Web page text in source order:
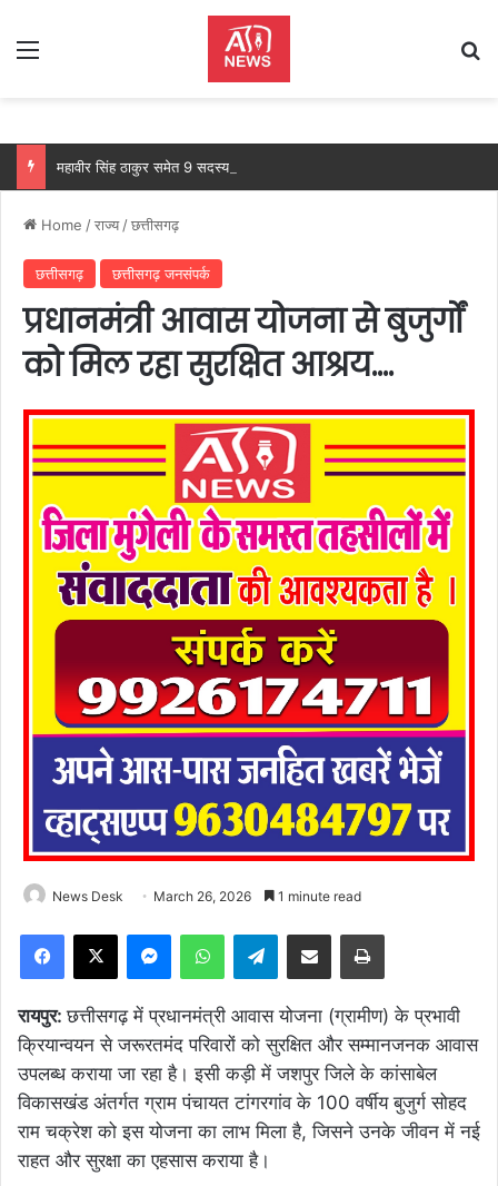
Menu
Home /राज्य /छत्तीसगढ़
छत्तीसगढ़ छत्तीसगढ़ जनसंपर्क
प्रधानमंत्री आवास योजना से बुजुर्गों
को मिल रहा सुरक्षित आश्रय….
News Desk March 26, 2026 1 minute read
Facebook
X MessengerWhatsAppTelegramShare via Email Print
रायपुर:छत्तीसगढ़ में प्रधानमंत्री आवास योजना (ग्रामीण) के प्रभावी
क्रियान्वयन से जरूरतमंद परिवारों को सुरक्षित और सम्मानजनक आवास
उपलब्ध कराया जा रहा है। इसी कड़ी में जशपुर जिले के कांसाबेल
विकासखंड अंतर्गत ग्राम पंचायत टांगरगांव के 100 वर्षीय बुजुर्ग सोहद
राम चक्रेश को इस योजना का लाभ मिला है, जिसने उनके जीवन में नई
राहत और सुरक्षा का एहसास कराया है।